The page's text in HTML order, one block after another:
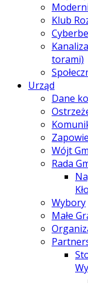
Klub
torami)
Urząd
Dane
Wójt
Rada
Wybory
Małe